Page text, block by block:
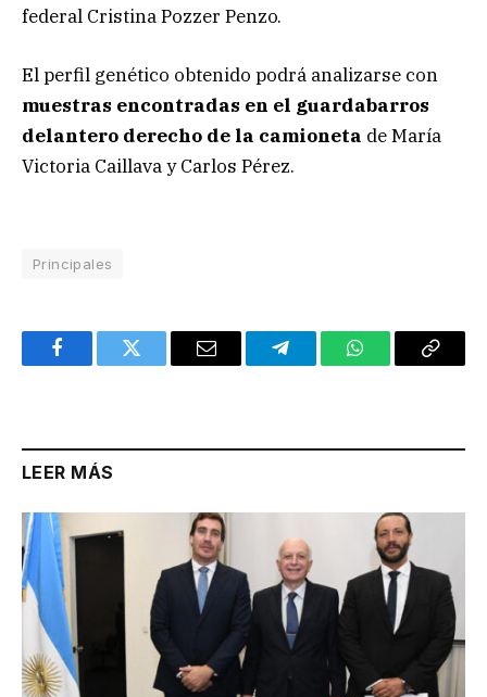
federal Cristina Pozzer Penzo.
El perfil genético obtenido podrá analizarse con
muestras encontradas en el guardabarros
delantero derecho de la camioneta de María
Victoria Caillava y Carlos Pérez.
Principales
FacebookTwitter Email TelegramWhatsAppCopy
LEER MÁS